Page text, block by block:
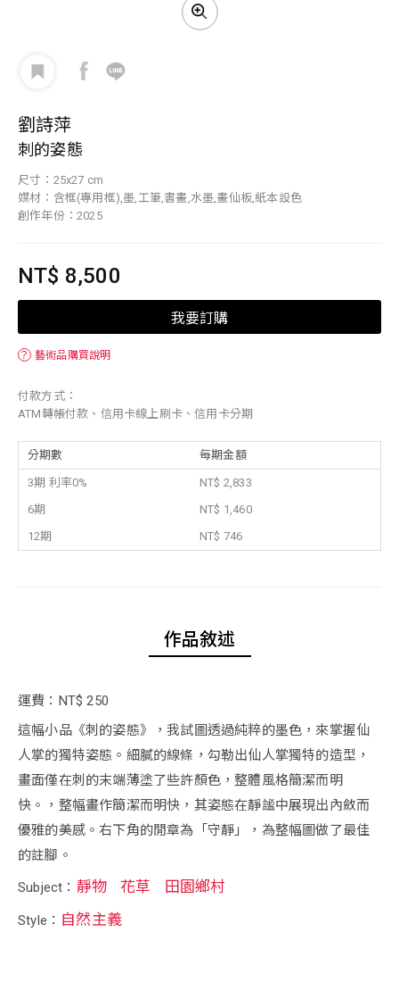
劉詩萍
刺的姿態
尺寸：25x27 cm
媒材：含框(專用框),墨,工筆,書畫,水墨,畫仙板,紙本設色
創作年份：2025
NT$ 8,500
我要訂購
？ 藝術品購買說明
付款方式：
ATM轉帳付款、信用卡線上刷卡、信用卡分期
分期數 每期金額
3期 利率0%
NT$ 2,833
6期
NT$ 1,460
12期
NT$ 746
作品敘述
運費：NT$ 250
這幅小品《刺的姿態》，我試圖透過純粹的墨色，來掌握仙
人掌的獨特姿態。細膩的線條，勾勒出仙人掌獨特的造型，
畫面僅在刺的末端薄塗了些許顏色，整體風格簡潔而明
快。，整幅畫作簡潔而明快，其姿態在靜謐中展現出內斂而
優雅的美感。右下角的閒章為「守靜」，為整幅圖做了最佳
的註腳。
Subject： 靜物 花草 田園鄉村
Style： 自然主義